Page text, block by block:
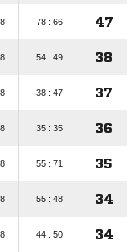
78 : 66 47
54 : 49 38
38 : 47 37
35 : 35 36
55 : 71 35
55 : 48 34
44 : 50 34